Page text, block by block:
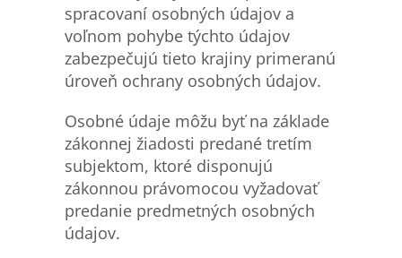
spracovaní osobných údajov a
voľnom pohybe týchto údajov
zabezpečujú tieto krajiny primeranú
úroveň ochrany osobných údajov.
Osobné údaje môžu byť na základe
zákonnej žiadosti predané tretím
subjektom, ktoré disponujú
zákonnou právomocou vyžadovať
predanie predmetných osobných
údajov.